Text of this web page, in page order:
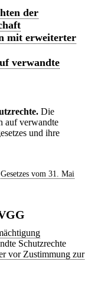
der
mit erweiterter
verwandte
Die
auf verwandte
und ihre
Gesetzes vom 31. Mai
Schutzrechte
vor Zustimmung zur